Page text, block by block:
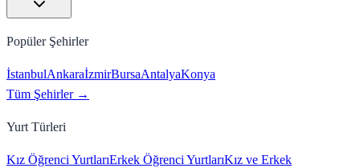
Popüler Şehirler
İstanbulAnkaraİzmirBursaAntalyaKonya
Tüm Şehirler →
Yurt Türleri
Kız Öğrenci YurtlarıErkek Öğrenci YurtlarıKız ve Erkek